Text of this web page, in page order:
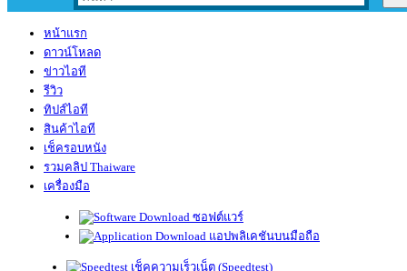
หน้าแรก
ดาวน์โหลด
ข่าวไอที
รีวิว
ทิปส์ไอที
สินค้าไอที
เช็ครอบหนัง
รวมคลิป Thaiware
เครื่องมือ
ซอฟต์แวร์
แอปพลิเคชันบนมือถือ
เช็คความเร็วเน็ต (Speedtest)